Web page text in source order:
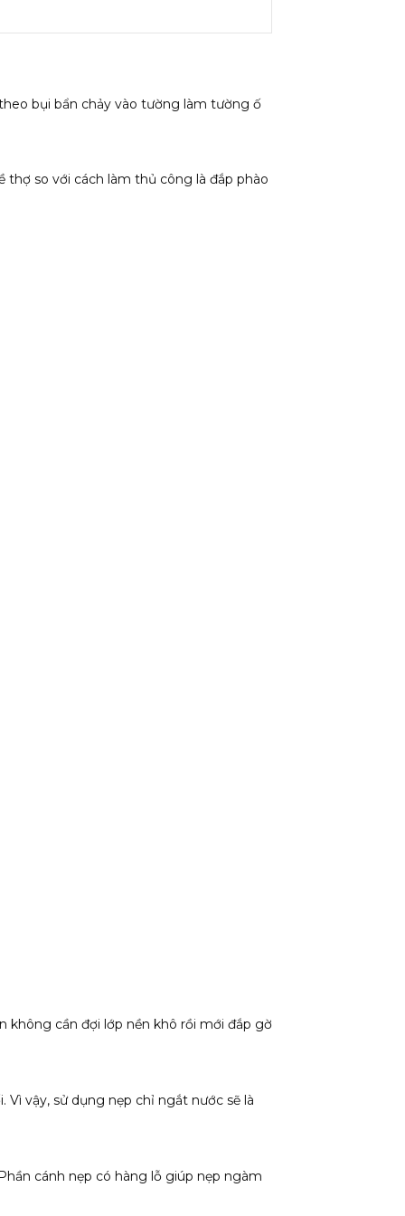
bụi bẩn chảy vào tường làm tường ố
so với cách làm thủ công là đắp phào
không cần đợi lớp nền khô rồi mới đắp gờ
vậy, sử dụng nẹp chỉ ngắt nước sẽ là
cánh nẹp có hàng lỗ giúp nẹp ngàm